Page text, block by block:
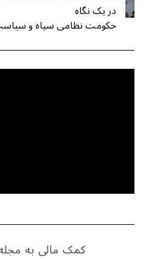
در یک نگاه
حکومت نظامی سپاه و
کمک مالی به